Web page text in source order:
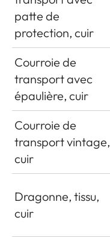
patte de
protection, cuir
Courroie de
transport avec
épaulière, cuir
Courroie de
transport vintage,
cuir
Dragonne, tissu,
cuir